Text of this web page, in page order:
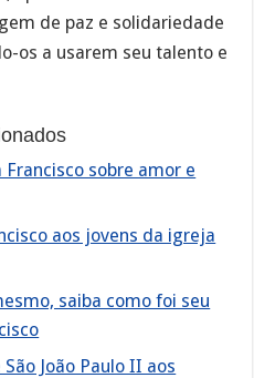
de paz e solidariedade
os a usarem seu talento e
sobre amor e
aos jovens da igreja
saiba como foi seu
João Paulo II aos